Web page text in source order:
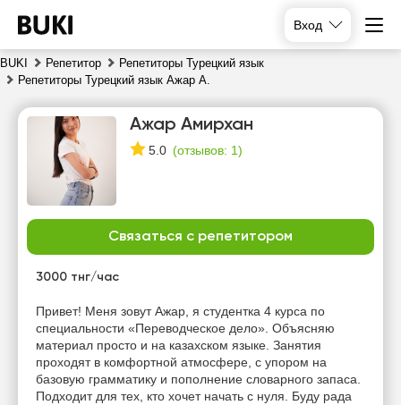
Вход
BUKI Репетитор
Репетиторы Турецкий язык
Репетиторы Турецкий язык Ажар А.
Ажар Амирхан
5.0 (отзывов: 1)
Связаться с репетитором
3000 тнг/час
Привет! Меня зовут Ажар, я студентка 4 курса по
специальности «Переводческое дело». Объясняю
материал просто и на казахском языке. Занятия
проходят в комфортной атмосфере, с упором на
базовую грамматику и пополнение словарного запаса.
Подходит для тех, кто хочет начать с нуля. Буду рада
вс
пн
Нет
свободных
часов
13:00
13:30
14:00
Нет
свободных
часов
свободных